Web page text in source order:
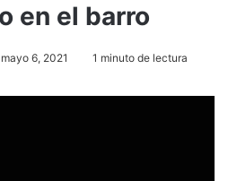
en el barro
mayo 6, 2021 1 minuto de lectura